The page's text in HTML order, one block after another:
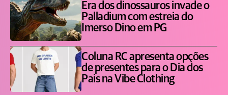
Era dos dinossauros invade o
Palladium com estreia do
Imerso Dino em PG
Coluna RC apresenta opções
de presentes para o Dia dos
Pais na Vibe Clothing